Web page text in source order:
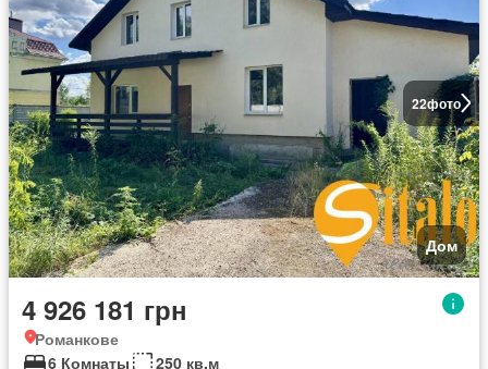
22фото
Дом
4 926 181 грн
Романкове
6 Комнаты
250 кв.м